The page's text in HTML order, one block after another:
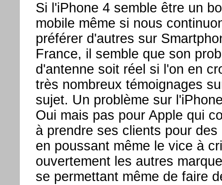
Si l'iPhone 4 semble être un
mobile même si nous
préférer d'autres sur
France, il semble que son
d'antenne soit réel si l'on en
très nombreux témoignages
sujet. Un problème sur
Oui mais pas pour Apple qui
à prendre ses clients pour des
en poussant même le vice à
ouvertement les autres
se permettant même de faire